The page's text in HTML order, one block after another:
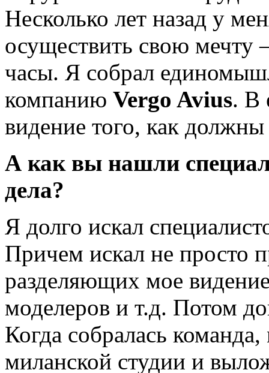
Несколько лет назад у
осуществить свою мечту
часы. Я собрал
компанию Vergo Avius. В
видение того, как
А как вы нашли
дела?
Я долго искал
Причем искал не просто
разделяющих мое
моделеров и т.д. Потом
Когда собралась
миланской студии и